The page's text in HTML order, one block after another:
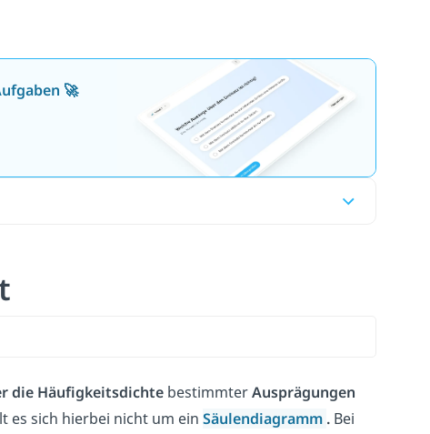
🚀
die HäufigkeitsdichtebestimmterAusprägungen
es sich hierbei nicht um ein Säulendiagramm . Bei